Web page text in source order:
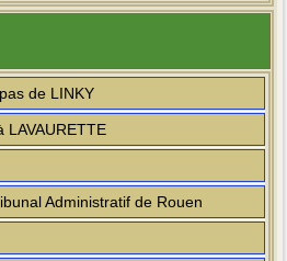
de LINKY
LAVAURETTE
Administratif de Rouen